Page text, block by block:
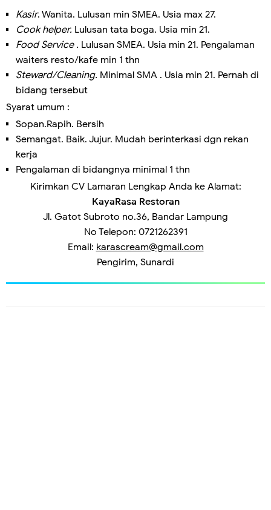
Kasir. Wanita. Lulusan min SMEA. Usia max 27.
Cook helper. Lulusan tata boga. Usia min 21.
Food Service . Lulusan SMEA. Usia min 21. Pengalaman
waiters resto/kafe min 1 thn
Steward/Cleaning. Minimal SMA . Usia min 21. Pernah di
bidang tersebut
Syarat umum :
Sopan.Rapih. Bersih
Semangat. Baik. Jujur. Mudah berinterkasi dgn rekan
kerja
Pengalaman di bidangnya minimal 1 thn
Kirimkan CV Lamaran Lengkap Anda ke Alamat:
KayaRasa Restoran
Jl. Gatot Subroto no.36, Bandar Lampung
No Telepon: 0721262391
Email: karascream@gmail.com
Pengirim, Sunardi